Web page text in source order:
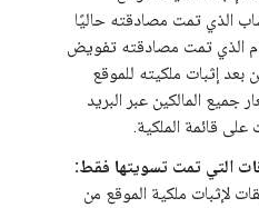
الذي تمت مصادقته حاليًا
الذي تمت مصادقته تفويض
بعد إثبات ملكيته للموقع
جميع المالكين عبر البريد
على قائمة الملكية.
لإثبات ملكية الموقع من